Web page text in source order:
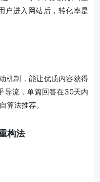
户进入网站后，转化率是
机制，能让优质内容获得
导流，单篇回答在30天内
算法推荐。
构法